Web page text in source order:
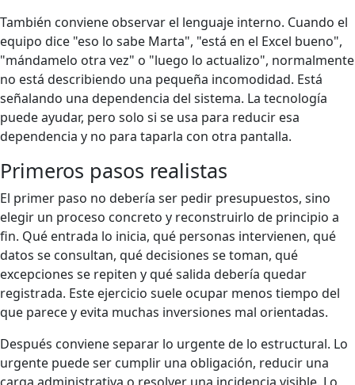
También conviene observar el lenguaje interno. Cuando el
equipo dice "eso lo sabe Marta", "está en el Excel bueno",
"mándamelo otra vez" o "luego lo actualizo", normalmente
no está describiendo una pequeña incomodidad. Está
señalando una dependencia del sistema. La tecnología
puede ayudar, pero solo si se usa para reducir esa
dependencia y no para taparla con otra pantalla.
Primeros pasos realistas
El primer paso no debería ser pedir presupuestos, sino
elegir un proceso concreto y reconstruirlo de principio a
fin. Qué entrada lo inicia, qué personas intervienen, qué
datos se consultan, qué decisiones se toman, qué
excepciones se repiten y qué salida debería quedar
registrada. Este ejercicio suele ocupar menos tiempo del
que parece y evita muchas inversiones mal orientadas.
Después conviene separar lo urgente de lo estructural. Lo
urgente puede ser cumplir una obligación, reducir una